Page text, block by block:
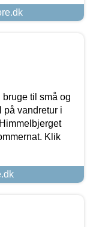
bruge til små og
på vandretur i
Klik